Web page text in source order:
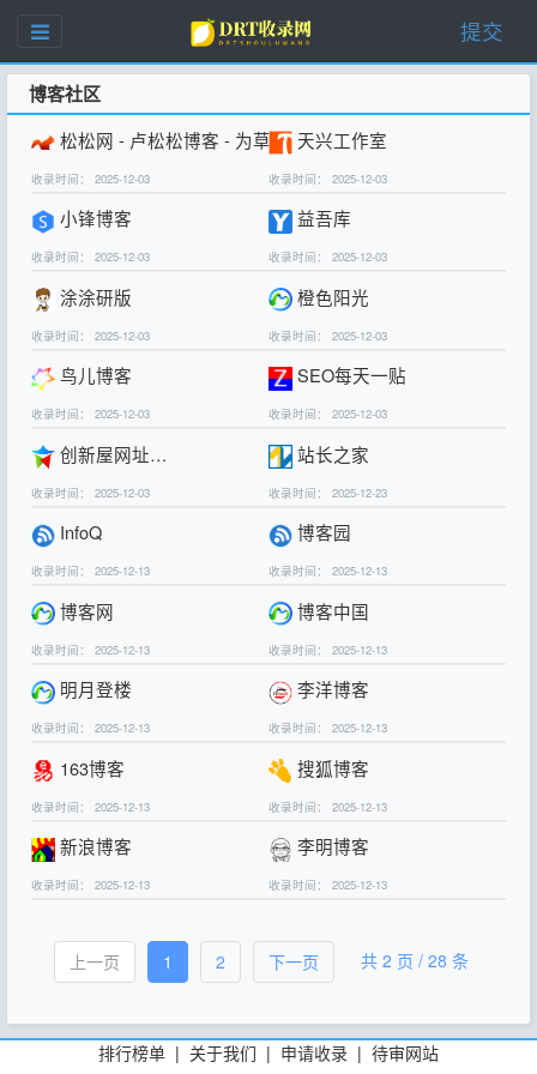
提交
博客社区
松松网 - 卢松松博客 - 为草根创业者提供网络推广知识
收录时间： 2025-12-03
天兴工作室
收录时间： 2025-12-03
小锋博客
收录时间： 2025-12-03
益吾库
收录时间： 2025-12-03
涂涂研版
收录时间： 2025-12-03
橙色阳光
收录时间： 2025-12-03
鸟儿博客
收录时间： 2025-12-03
SEO每天一贴
收录时间： 2025-12-03
创新屋网址百科网
收录时间： 2025-12-03
站长之家
收录时间： 2025-12-23
InfoQ
收录时间： 2025-12-13
博客园
收录时间： 2025-12-13
博客网
收录时间： 2025-12-13
博客中国
收录时间： 2025-12-13
明月登楼
收录时间： 2025-12-13
李洋博客
收录时间： 2025-12-13
163博客
收录时间： 2025-12-13
搜狐博客
收录时间： 2025-12-13
新浪博客
收录时间： 2025-12-13
李明博客
收录时间： 2025-12-13
上一页 1 2 下一页 共 2 页 / 28 条
排行榜单 | 关于我们 | 申请收录 | 待审网站